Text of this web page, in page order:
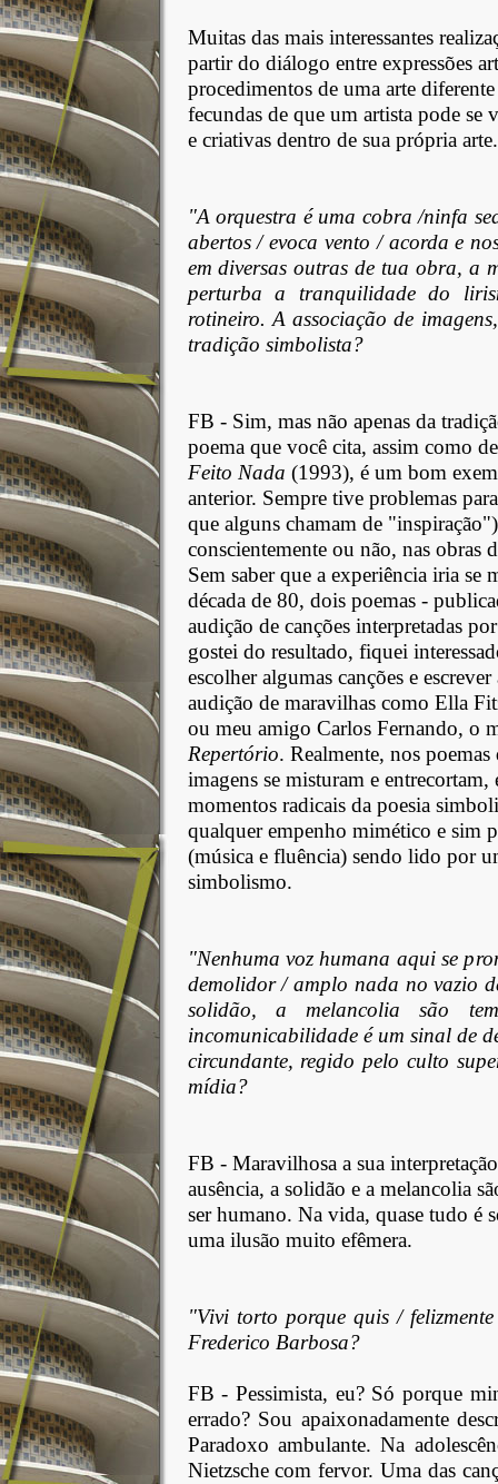
Muitas das mais interessantes
partir do diálogo entre expressões
procedimentos de uma arte
fecundas de que um artista pode se
e criativas dentro de sua própria arte.
"A orquestra é uma cobra /ninfa
abertos / evoca vento / acorda e
em diversas outras de tua obra, a
perturba a tranquilidade do
rotineiro. A associação de
tradição simbolista?
FB - Sim, mas não apenas da
poema que você cita, assim como
Feito Nada (1993), é um bom
anterior. Sempre tive problemas
que alguns chamam de
conscientemente ou não, nas obras
Sem saber que a experiência iria
década de 80, dois poemas -
audição de canções interpretadas
gostei do resultado, fiquei
escolher algumas canções e
audição de maravilhas como Ella
ou meu amigo Carlos Fernando, o
Repertório. Realmente, nos
imagens se misturam e
momentos radicais da poesia
qualquer empenho mimético e sim
(música e fluência) sendo lido por
simbolismo.
"Nenhuma voz humana aqui se
demolidor / amplo nada no vazio
solidão, a melancolia são
incomunicabilidade é um sinal de
circundante, regido pelo culto
mídia?
FB - Maravilhosa a sua
ausência, a solidão e a melancolia
ser humano. Na vida, quase tudo é
uma ilusão muito efêmera.
"Vivi torto porque quis /
Frederico Barbosa?
FB - Pessimista, eu? Só porque
errado? Sou apaixonadamente
Paradoxo ambulante. Na
Nietzsche com fervor. Uma das